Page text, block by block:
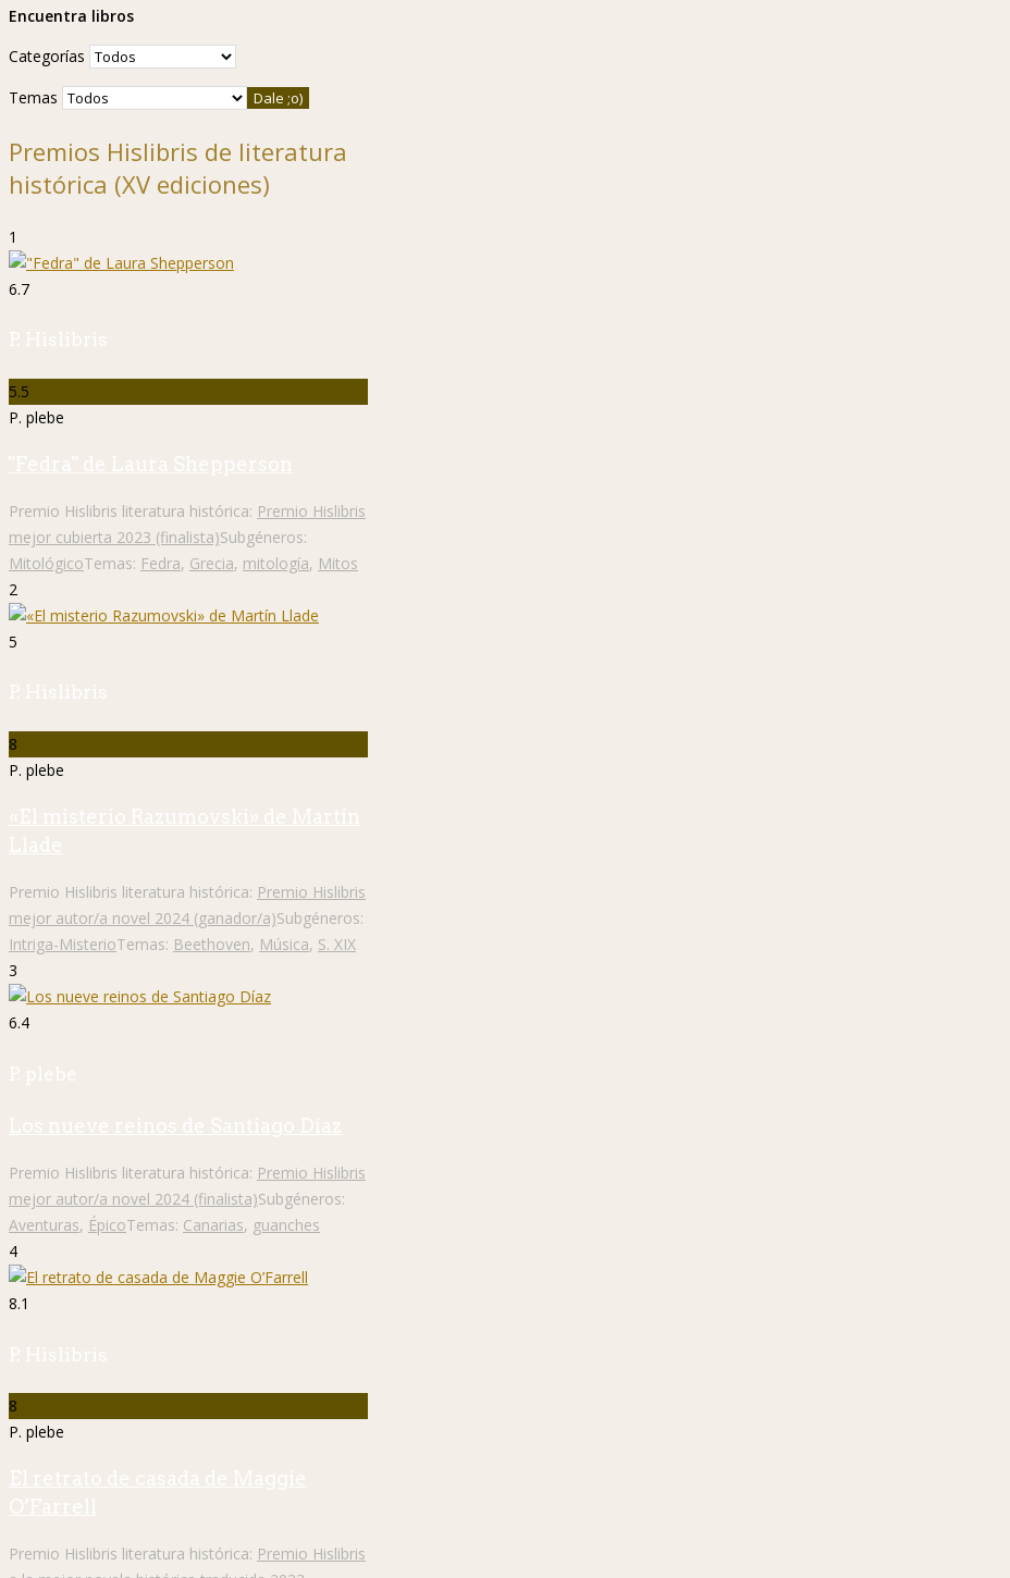
Encuentra libros
Categorías
Temas
Premios Hislibris de literatura
histórica (XV ediciones)
1
6.7
P. Hislibris
5.5
P. plebe
"Fedra" de Laura Shepperson
Premio Hislibris literatura histórica: Premio Hislibris
mejor cubierta 2023 (finalista)Subgéneros:
MitológicoTemas: Fedra, Grecia, mitología, Mitos
2
5
P. Hislibris
8
P. plebe
«El misterio Razumovski» de Martín
Llade
Premio Hislibris literatura histórica: Premio Hislibris
mejor autor/a novel 2024 (ganador/a)Subgéneros:
Intriga-MisterioTemas: Beethoven, Música, S. XIX
3
6.4
P. plebe
Los nueve reinos de Santiago Díaz
Premio Hislibris literatura histórica: Premio Hislibris
mejor autor/a novel 2024 (finalista)Subgéneros:
Aventuras, ÉpicoTemas: Canarias, guanches
4
8.1
P. Hislibris
8
P. plebe
El retrato de casada de Maggie
O’Farrell
Premio Hislibris literatura histórica: Premio Hislibris